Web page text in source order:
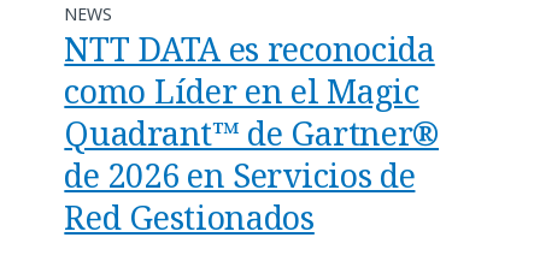
NEWS
NTT DATA es reconocida
como Líder en el Magic
Quadrant™ de Gartner®
de 2026 en Servicios de
Red Gestionados